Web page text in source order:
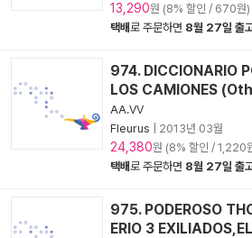
13,290원 (8% 할인 / 670원)
택배로 주문하면 8월 27일 출
974. DICCIONARIO
LOS CAMIONES
AA.VV
Fleurus
2013년 03월
24,380원 (8% 할인 / 1,220
택배로 주문하면 8월 27일 출
975. PODEROSO
ERIO 3